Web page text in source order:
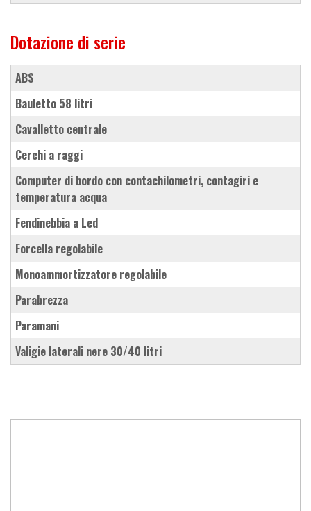
Dotazione di serie
ABS
bauletto 58 litri
cavalletto centrale
cerchi a raggi
computer di bordo con contachilometri, contagiri e
temperatura acqua
fendinebbia a Led
forcella regolabile
monoammortizzatore regolabile
parabrezza
paramani
valigie laterali nere 30/40 litri